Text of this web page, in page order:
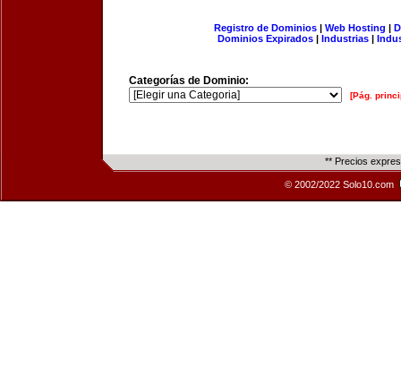
Registro de Dominios| Web Hosting |
Dominios Expirados | Industrias |
Categorías de Dominio:
[Pág.
** Precios
© 2002/2022 Solo10.com